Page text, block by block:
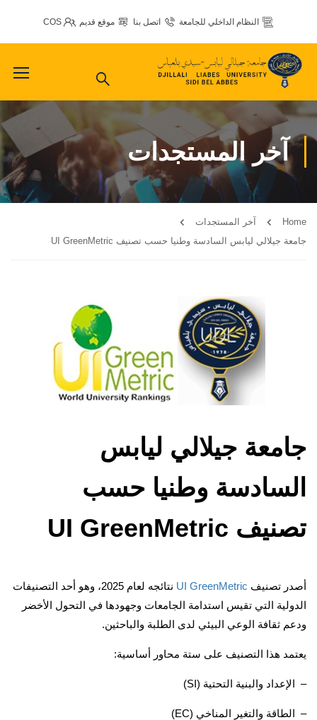
النظام الداخلي للجامعة اتصل بنا موقع قديم COS
آخر المستجدات
Home
آخر المستجدات
جامعة جيلالي ليابس السادسة وطنيا حسب تصنيف UI GreenMetric
جامعة جيلالي ليابس
السادسة وطنيا حسب
تصنيف UI GreenMetric
أصدر تصنيف UI GreenMetric
نتائجه لعام 2025، وهو أحد التصنيفات
الدولية التي تقيس استدامة الجامعات وجهودها في التحول الأخضر
ودعم ثقافة الوعي البيئي لدى الطلبة والباحثين.
يعتمد هذا التصنيف على ستة محاور أساسية:
– الإعداد والبنية التحتية (SI)
– الطاقة والتغير المناخي (EC)